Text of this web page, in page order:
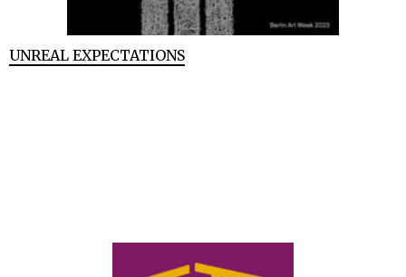
UNREAL EXPECTATIONS